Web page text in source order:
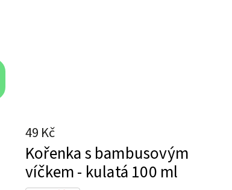
Kořenka s bambusovým
víčkem - kulatá 100 ml
49 Kč